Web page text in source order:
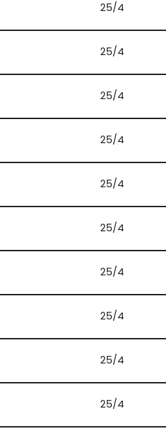
25/4
25/4
25/4
25/4
25/4
25/4
25/4
25/4
25/4
25/4